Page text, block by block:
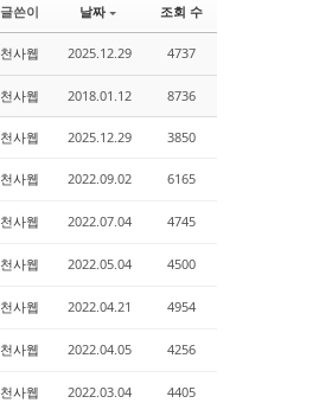
글쓴이 날짜 조회 수
천사웹 2025.12.29 4737
천사웹 2018.01.12 8736
천사웹 2025.12.29 3850
천사웹 2022.09.02 6165
천사웹 2022.07.04 4745
천사웹 2022.05.04 4500
천사웹 2022.04.21 4954
천사웹 2022.04.05 4256
천사웹 2022.03.04 4405